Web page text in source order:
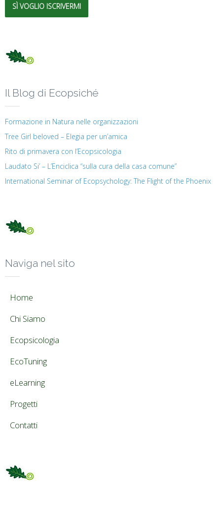
SÌ VOGLIO ISCRIVERMI
Il Blog di Ecopsiché
Formazione in Natura nelle organizzazioni
Tree Girl beloved – Elegia per un’amica
Rito di primavera con l’Ecopsicologia
Laudato Si’ – L’Enciclica “sulla cura della casa comune”
International Seminar of Ecopsychology: The Flight of the Phoenix
Naviga nel sito
Home
Chi Siamo
Ecopsicologia
EcoTuning
eLearning
Progetti
Contatti